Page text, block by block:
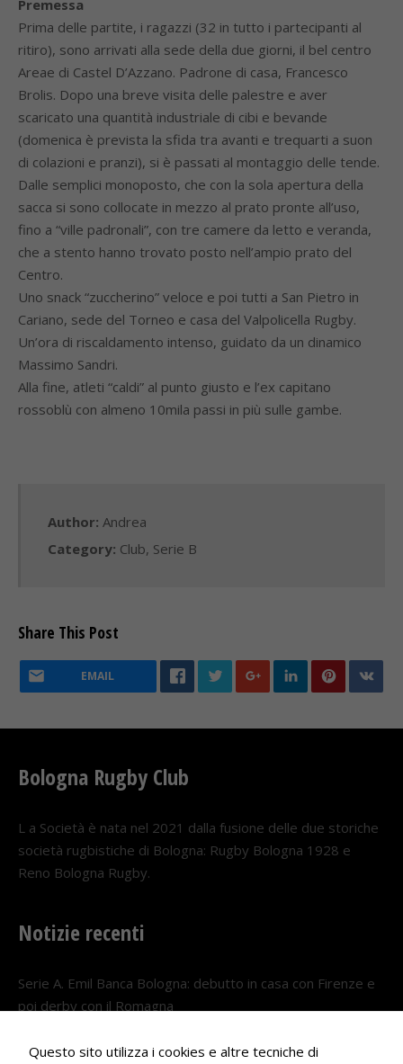
Premessa
Prima delle partite, i ragazzi (32 in tutto i partecipanti al
ritiro), sono arrivati alla sede della due giorni, il bel centro
Areae di Castel D’Azzano. Padrone di casa, Francesco
Brolis. Dopo una breve visita delle palestre e aver
scaricato una quantità industriale di cibi e bevande
(domenica è prevista la sfida tra avanti e trequarti a suon
di colazioni e pranzi), si è passati al montaggio delle tende.
Dalle semplici monoposto, che con la sola apertura della
sacca si sono collocate in mezzo al prato pronte all’uso,
fino a “ville padronali”, con tre camere da letto e veranda,
che a stento hanno trovato posto nell’ampio prato del
Centro.
Uno snack “zuccherino” veloce e poi tutti a San Pietro in
Cariano, sede del Torneo e casa del Valpolicella Rugby.
Un’ora di riscaldamento intenso, guidato da un dinamico
Massimo Sandri.
Alla fine, atleti “caldi” al punto giusto e l’ex capitano
rossoblù con almeno 10mila passi in più sulle gambe.
Author: Andrea
Category: Club, Serie B
Share This Post
EMAIL
Bologna Rugby Club
L a Società è nata nel 2021 dalla fusione delle due storiche
società rugbistiche di Bologna: Rugby Bologna 1928 e
Reno Bologna Rugby.
Notizie recenti
Serie A. Emil Banca Bologna: debutto in casa con Firenze e
poi derby con il Romagna
Questo sito utilizza i cookies e altre tecniche di